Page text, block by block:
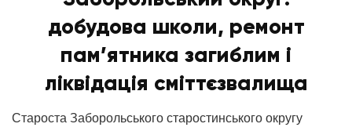
добудова школи, ремонт
пам’ятника загиблим і
ліквідація сміттєзвалища
Староста Заборольського старостинського округу